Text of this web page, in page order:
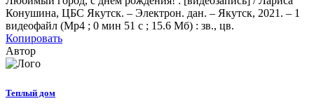
Конушина, ЦБС Якутск. – Электрон. дан. – Якутск, 2021. – 1
видеофайл (Mp4 ; 0 мин 51 с ; 15.6 Мб) : зв., цв.
Копировать
Автор
Теплый дом